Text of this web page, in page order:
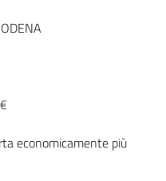
economicamente più